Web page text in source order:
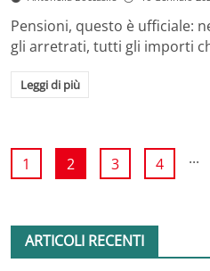
Pensioni, questo è ufficiale:
gli arretrati, tutti gli importi
Leggi di più
1 2 3 4 ...
ARTICOLI RECENTI